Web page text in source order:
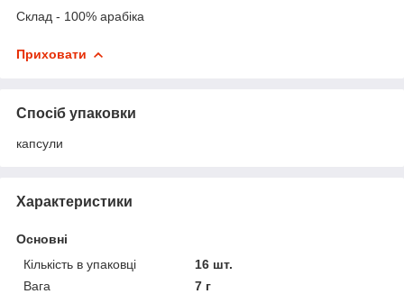
Склад - 100% арабіка
Приховати
Спосіб упаковки
капсули
Характеристики
Основні
Кількість в упаковці
16 шт.
Вага
7 г